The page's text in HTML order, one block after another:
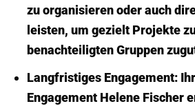
zu organisieren oder auch
leisten, um gezielt Projekte
benachteiligten Gruppen
Langfristiges Engagement:
Engagement Helene Fischer